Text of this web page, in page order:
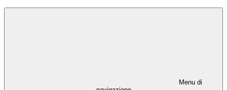
Menu di